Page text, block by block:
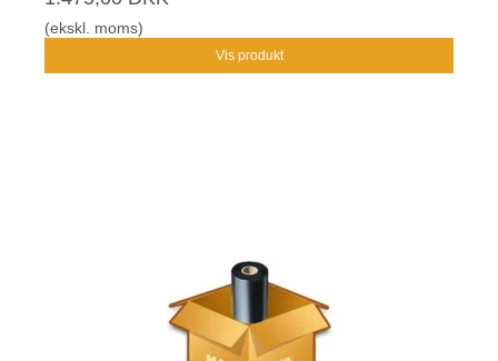
(ekskl. moms)
Vis produkt